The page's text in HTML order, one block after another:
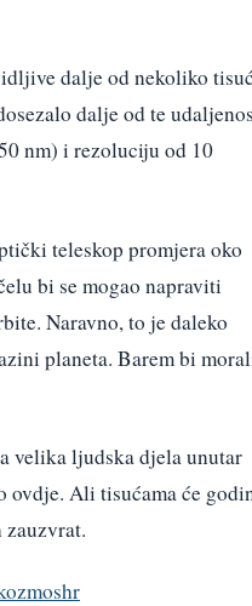
dalje od nekoliko
dalje od te
nm) i rezoluciju od 10
teleskop promjera oko
bi se mogao napraviti
Naravno, to je daleko
planeta. Barem bi
velika ljudska djela unutar
ovdje. Ali tisućama će